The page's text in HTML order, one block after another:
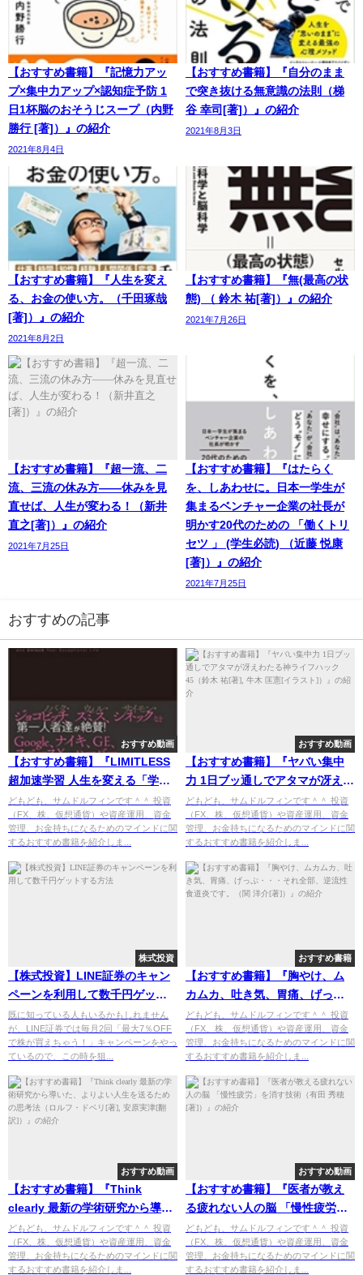
【おすすめ書籍】『記憶力アッ
プ×集中力アップ×認知症予防 1
日1杯脳のおそうじスープ（内野
勝行 [著]）』の紹介
2021年8月4日
【おすすめ書籍】『自分のまま
で突き抜ける無意識の法則（梯
谷 幸司[著]）』の紹介
2021年8月3日
【おすすめ書籍】『人生を変え
る、お金の使い方。（千田琢哉
[著]）』の紹介
2021年8月2日
【おすすめ書籍】『無(最高の状
態) （ 鈴木 祐[著]）』の紹介
2021年7月26日
【おすすめ書籍】『超一流、二
流、三流の休み方――休みを見
直せば、人生が変わる！（新井
直之[著]）』の紹介
2021年7月25日
【おすすめ書籍】『はたらく
を、しあわせに。日本一学生が
集まるベンチャー企業の社長が
明かす20代のための 「働くトリ
セツ 」 (学生必読) （近藤 悦康
[著]）』の紹介
2021年7月25日
おすすめの記事
おすすめ動画
【おすすめ書籍】『LIMITLESS
超加速学習 人生を変える「学び
方」の授業（ジム・クウィック
[著], 三輪 美矢子[翻訳]）』の紹
介
どもども、サムドルフィンです＾＾ 投資
（FX、株、仮想通貨）や資産運用、資金
管理、お金持ちになるためのマインドに関
するおすすめ書籍を紹介しま...
おすすめ動画
【おすすめ書籍】『ヤバい集中
力 1日ブッ通しでアタマが冴えわ
たる神ライフハック45（鈴木 祐
[著], 牛木 匡憲[イラスト]）』の
紹介
どもども、サムドルフィンです＾＾ 投資
（FX、株、仮想通貨）や資産運用、資金
管理、お金持ちになるためのマインドに関
するおすすめ書籍を紹介しま...
株式投資
【株式投資】LINE証券のキャン
ペーンを利用して数千円ゲット
する方法
既に知っている人もいるかもしれません
が、LINE証券では毎月2回「最大7％OFF
で株が買えちゃう！」キャンペーンをやっ
ているので、この時を狙...
おすすめ書籍
【おすすめ書籍】『胸やけ、ム
カムカ、吐き気、胃痛、げっ
ぷ・・・それ全部、逆流性食道
炎です。（関 洋介[著]）』の紹
介
どもども、サムドルフィンです＾＾ 投資
（FX、株、仮想通貨）や資産運用、資金
管理、お金持ちになるためのマインドに関
するおすすめ書籍を紹介しま...
おすすめ動画
【おすすめ書籍】『Think
clearly 最新の学術研究から導い
た、よりよい人生を送るための
思考法（ロルフ・ドベリ[著], 安
原実津[翻訳]）』の紹介
どもども、サムドルフィンです＾＾ 投資
（FX、株、仮想通貨）や資産運用、資金
管理、お金持ちになるためのマインドに関
するおすすめ書籍を紹介しま...
おすすめ動画
【おすすめ書籍】『医者が教え
る疲れない人の脳 「慢性疲労」
を消す技術（有田 秀穂[著]）』
の紹介
どもども、サムドルフィンです＾＾ 投資
（FX、株、仮想通貨）や資産運用、資金
管理、お金持ちになるためのマインドに関
するおすすめ書籍を紹介しま...